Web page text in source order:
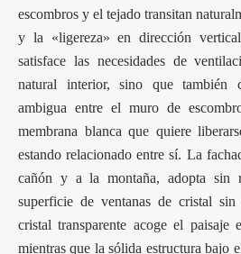
escombros y el tejado transitan
y la «ligereza» en dirección
satisface las necesidades de
natural interior, sino que también
ambigua entre el muro de
membrana blanca que quiere
estando relacionado entre sí. La
cañón y a la montaña, adopta sin
superficie de ventanas de cristal
cristal transparente acoge el paisaje
mientras que la sólida estructura bajo